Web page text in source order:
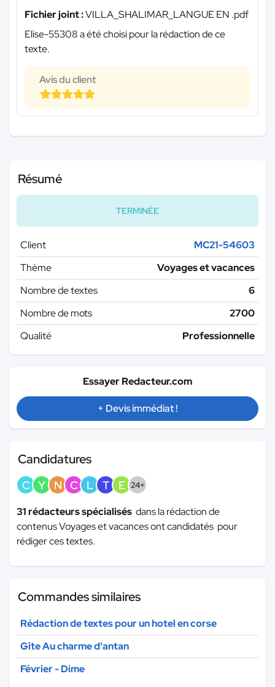
Fichier joint :VILLA_SHALIMAR_LANGUE EN .pdf
Elise-55308 a été choisi pour la rédaction de ce
texte.
Avis du client
Résumé
TERMINÉE
Client
MC21-54603
Thème
Voyages et vacances
Nombre de textes
6
Nombre de mots
2700
Qualité
Professionnelle
Essayer Redacteur.com
+ Devis immédiat !
Candidatures
C Y N C L T E 24+
31 rédacteurs spécialisés dans la rédaction de
contenus Voyages et vacances ont candidatés pour
rédiger ces textes.
Commandes similaires
Rédaction de textes pour un hotel en corse
Gîte Au charme d'antan
Février - Dime